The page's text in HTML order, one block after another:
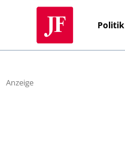
Politik
Anzeige